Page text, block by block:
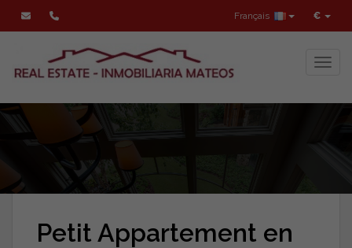
€
Français
Petit Appartement en